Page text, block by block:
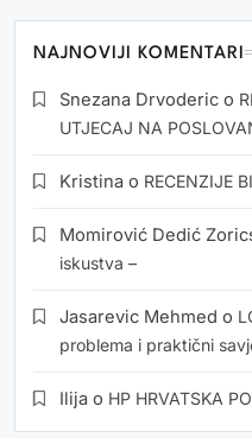
NAJNOVIJI KOMENTARI
Snezana Drvoderic o
UTJECAJ NA
Kristina o RECENZIJE
Momirović Dedić
iskustva –
Jasarevic Mehmed o
problema i praktični
Ilija o HP HRVATSKA